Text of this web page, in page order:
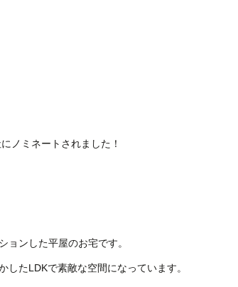
ノミネートされました！
ョンした平屋のお宅です。
たLDKで素敵な空間になっています。